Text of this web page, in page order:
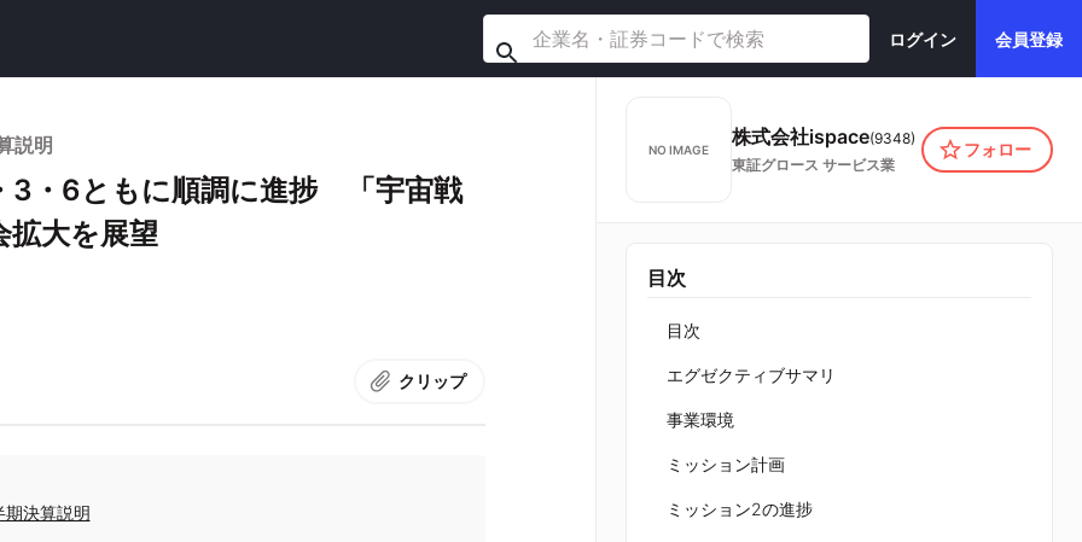
ログイン 会員登録
説明
3・6ともに順調に進捗 「宇宙戦
拡大を展望
クリップ
決算説明
NO IMAGE
株式会社ispace(9348)
東証グロース サービス業
フォロー
目次
目次
エグゼクティブサマリ
事業環境
ミッション計画
ミッション2の進捗